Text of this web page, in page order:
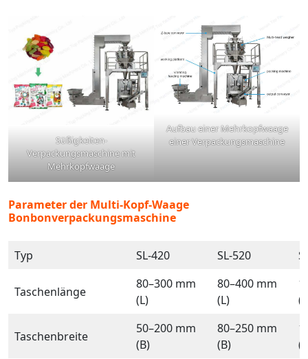
Süßigkeiten-
Verpackungsmaschine mit
Mehrkopfwaage
Aufbau einer Mehrkopfwaage
einer Verpackungsmaschine
Parameter der Multi-Kopf-Waage
Bonbonverpackungsmaschine
Typ SL-420 SL-520
Taschenlänge
80–300 mm
(L)
80–400 mm
(L)
Taschenbreite
50–200 mm
(B)
80–250 mm
(B)